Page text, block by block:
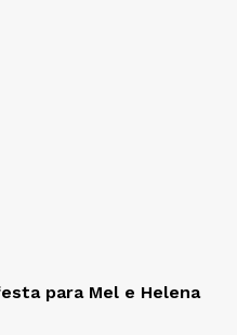
para Mel e Helena